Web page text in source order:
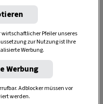
Pfeiler unseres
zur Nutzung ist Ihre
Werbung.
Werbung
Adblocker müssen vor
werden.